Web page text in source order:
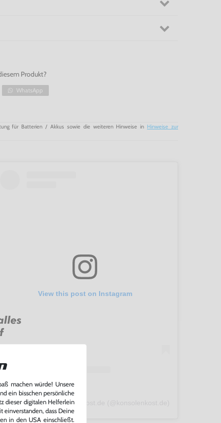
Produkt?
WhatsApp
für Batterien / Akkus sowie die weiteren Hinweise in Hinweise zur
View this post on Instagram
A post shared by konsolenkost.de (@konsolenkost.de)
machen würde! Unsere
ein bisschen persönliche
dieser digitalen Helferlein
einverstanden, dass Deine
in den USA einschließt.